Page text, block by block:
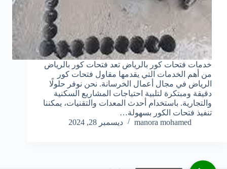
خدمات فتحات كور بالرياض تعد فتحات كور بالرياض
من أهم الخدمات التي يقدمها مقاول فتحات كور
الرياض في مجال أعمال الخرسانة. نحن نوفر حلولًا
دقيقة ومبتكرة لتلبية احتياجات المشاريع السكنية
والتجارية. باستخدام أحدث المعدات والتقنيات، يمكننا
تنفيذ فتحات الكور بسهولة…
manora mohamed
ديسمبر 28, 2024